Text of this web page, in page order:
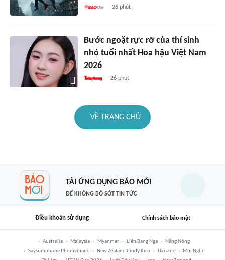
26 phút
Bước ngoặt rực rỡ của thí sinh
nhỏ tuổi nhất Hoa hậu Việt Nam
2026
26 phút
VỀ TRANG CHỦ
TẢI ỨNG DỤNG BÁO MỚI
ĐỂ KHÔNG BỎ SÓT TIN TỨC
Điều khoản sử dụng Chính sách bảo mật
Australia Malaysia Myanmar Liên Bang Nga
Nắng Nóng
Saysomphone Phomvihane
New Zealand Cindy Kiro Ukraine
Mũi Nghê